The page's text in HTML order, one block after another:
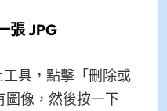
張 JPG
具，點擊「刪除或
圖像，然後按一下